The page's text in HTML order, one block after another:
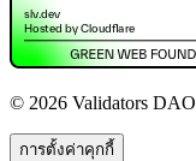
© 2026 Validators DAO
การตั้งค่าคุกกี้